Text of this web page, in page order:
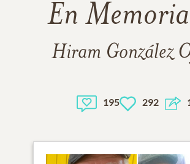
En
Hiram González
195 292